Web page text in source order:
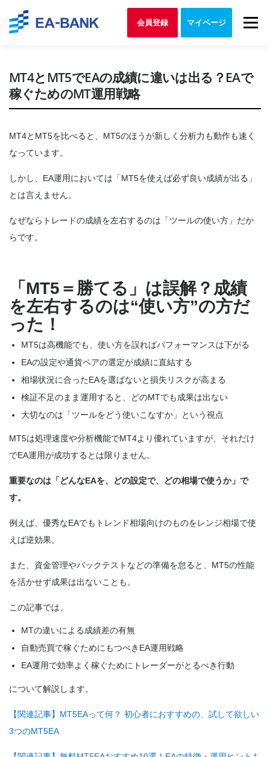
Menu
会員登録 マイページ
MT4とMT5でEAの成績に違いは出る？EAで
稼ぐためのMT運用戦略
MT4とMT5を比べると、MT5のほうが新しく分析力も動作も速く
なっています。
しかし、EA運用においては「MT5を使えば必ず良い成績が出る」
とは言えません。
なぜならトレードの成績を左右するのは「ツールの使い方」だか
らです。
「MT5＝勝てる」は誤解？成績
を左右するのは“使い方”の方だ
った！
MT5は高機能でも、使い方を誤ればパフォーマンスは下がる
EAの設定や通貨ペアの選定が成績に直結する
相場状況に合ったEAを選ばないと損失リスクが高まる
検証不足のまま運用すると、どのMTでも成果は出ない
大切なのは「ツールをどう使いこなすか」という視点
MT5は処理速度や分析機能でMT4より優れていますが、それだけ
でEA運用が成功するとは限りません。
重要なのは「どんなEAを、どの設定で、どの相場で使うか」で
す。
例えば、優秀なEAでもトレンド相場向けのものをレンジ相場で使
えば逆効果。
また、資金管理やバックテストなどの準備を怠ると、MT5の性能
を活かせず成果は出ないことも。
この記事では、
MTの違いによる成績差の有無
自動売買で稼ぐためにもつべきEA運用戦略
EA運用で効率よく稼ぐためにトレーダーがとるべき行動
について解説します。
【関連記事】MT5EAって何？ 初心者におすすめの、試して欲しい
3つのMT5EA